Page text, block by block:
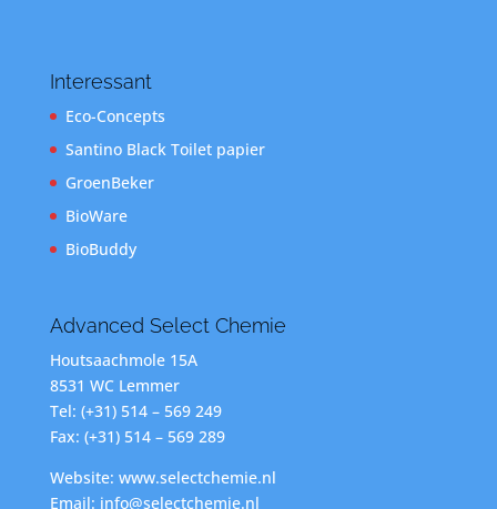
Interessant
Eco-Concepts
Santino Black Toilet papier
GroenBeker
BioWare
BioBuddy
Advanced Select Chemie
Houtsaachmole 15A
8531 WC Lemmer
Tel: (+31) 514 – 569 249
Fax: (+31) 514 – 569 289
Website: www.selectchemie.nl
Email: info@selectchemie.nl